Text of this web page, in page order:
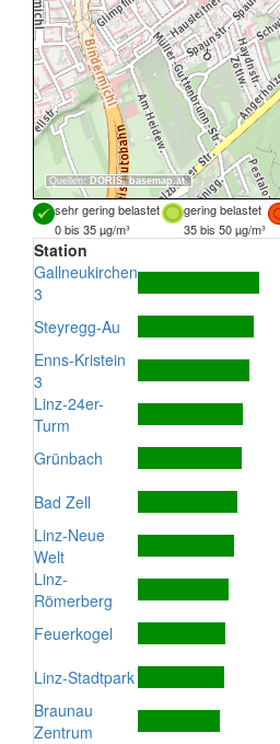
Quellen: DORIS, basemap.at
sehr gering belastet gering belastet
0 bis 35 µg/m³
35 bis 50 µg/m³
Station
Gallneukirchen
3
Steyregg-Au
Enns-Kristein
3
Linz-24er-
Turm
Grünbach
Bad Zell
Linz-Neue
Welt
Linz-
Römerberg
Feuerkogel
Linz-Stadtpark
Braunau
Zentrum